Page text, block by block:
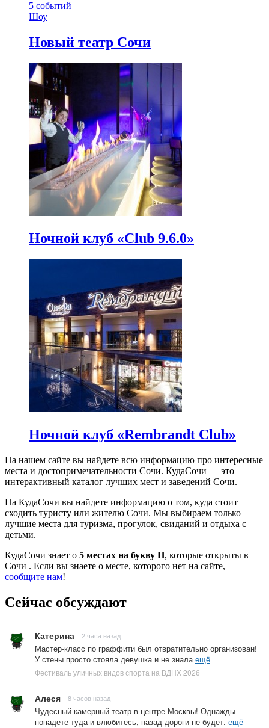
5 событий
Шоу
Новый театр Сочи
Ночной клуб «Club 9.6.0»
Ночной клуб «Rembrandt Club»
На нашем сайте вы найдете всю информацию про интересные
места и достопримечательности Сочи. КудаСочи — это
интерактивный каталог лучших мест и заведений Сочи.
На КудаСочи вы найдете информацию о том, куда стоит
сходить туристу или жителю Сочи. Мы выбираем только
лучшие места для туризма, прогулок, свиданий и отдыха с
детьми.
КудаСочи знает о 5 местах на букву Н, которые открыты в
Сочи . Если вы знаете о месте, которого нет на сайте,
сообщите нам!
Сейчас обсуждают
Катерина 2 часа назад
Мастер-класс по граффити был отвратительно организован!
У стены просто стояла девушка и не знала ещё
Фестиваль уличных видов спорта на ВДНХ 2026
Алеся 8 часов назад
Чудесный камерный театр в центре Москвы! Однажды
попадете туда и влюбитесь, назад дороги не будет. ещё